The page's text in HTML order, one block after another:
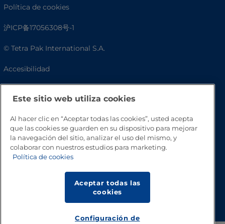
Política de cookies
沪ICP备17056308号-1
© Tetra Pak International S.A.
Accesibilidad
Este sitio web utiliza cookies
Al hacer clic en “Aceptar todas las cookies”, usted acepta
que las cookies se guarden en su dispositivo para mejorar
la navegación del sitio, analizar el uso del mismo, y
colaborar con nuestros estudios para marketing.
Política de cookies
Aceptar todas las
cookies
Configuración de